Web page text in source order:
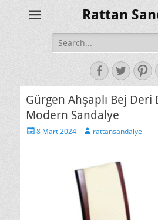
Rattan
Search
for:
Facebook
Gürgen Ahşaplı Bej Deri
Modern Sandalye
Posted8 Mart 2024 Authorrattansandalye